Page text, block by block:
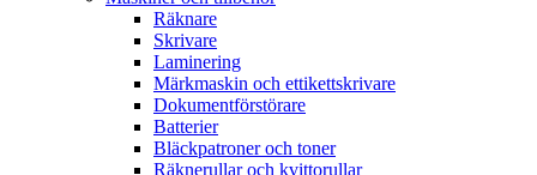
Räknare
Skrivare
Laminering
Märkmaskin och ettikettskrivare
Dokumentförstörare
Batterier
Bläckpatroner och toner
Räknerullar och kvittorullar